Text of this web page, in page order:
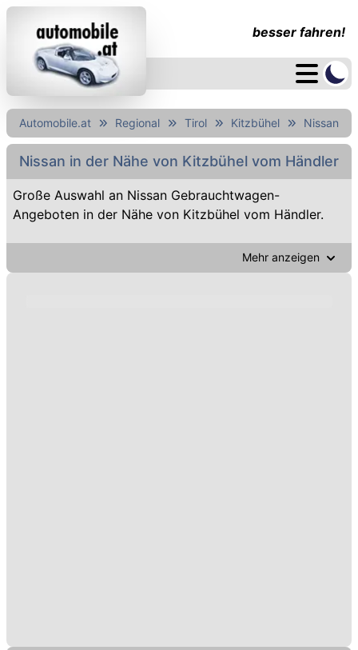
besser fahren!
Automobile.at Regional Tirol Kitzbühel Nissan
Nissan in der Nähe von Kitzbühel vom Händler
Große Auswahl an Nissan Gebrauchtwagen-
Angeboten in der Nähe von Kitzbühel vom Händler.
Mehr anzeigen